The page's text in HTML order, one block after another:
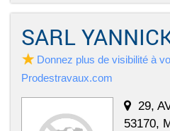
SARL
Donnez plus de visibilité à
Prodestravaux.com
29,
53170,